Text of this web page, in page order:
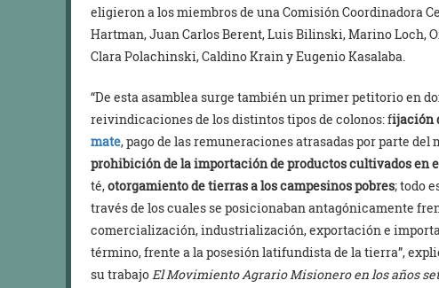
eligieron a los miembros de una Comisión Coordinadora
Hartman, Juan Carlos Berent, Luis Bilinski, Marino Loch,
Clara Polachinski, Caldino Krain y Eugenio Kasalaba.
“De esta asamblea surge también un primer petitorio en
reivindicaciones de los distintos tipos de colonos: fijación
mate, pago de las remuneraciones atrasadas por parte
prohibición de la importación de productos cultivados en
té,otorgamiento de tierras a los campesinos pobres; todo
través de los cuales se posicionaban antagónicamente
comercialización, industrialización, exportación e
término, frente a la posesión latifundista de la tierra”,
su trabajoEl Movimiento Agrario Misionero en los años